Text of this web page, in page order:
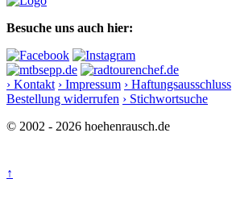
Besuche uns auch hier:
› Kontakt › Impressum › Haftungsausschluss
Bestellung widerrufen › Stichwortsuche
© 2002 - 2026 hoehenrausch.de
↑